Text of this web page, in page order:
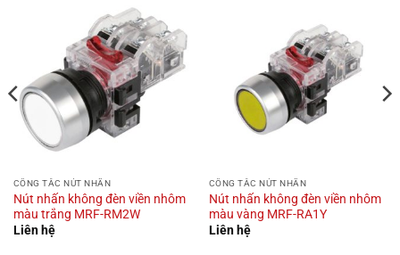
CÔNG TẮC NÚT NHẤN
Nút nhấn không đèn viền nhôm
màu trắng MRF-RM2W
Liên hệ
CÔNG TẮC NÚT NHẤN
Nút nhấn không đèn viền nhôm
màu vàng MRF-RA1Y
Liên hệ